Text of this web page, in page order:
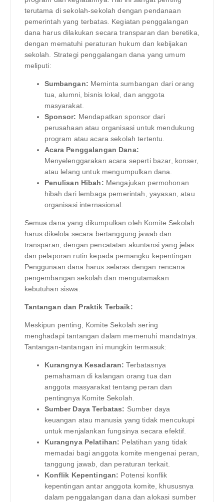
terutama di sekolah-sekolah dengan pendanaan
pemerintah yang terbatas. Kegiatan penggalangan
dana harus dilakukan secara transparan dan beretika,
dengan mematuhi peraturan hukum dan kebijakan
sekolah. Strategi penggalangan dana yang umum
meliputi:
Sumbangan: Meminta sumbangan dari orang
tua, alumni, bisnis lokal, dan anggota
masyarakat.
Sponsor: Mendapatkan sponsor dari
perusahaan atau organisasi untuk mendukung
program atau acara sekolah tertentu.
Acara Penggalangan Dana:
Menyelenggarakan acara seperti bazar, konser,
atau lelang untuk mengumpulkan dana.
Penulisan Hibah: Mengajukan permohonan
hibah dari lembaga pemerintah, yayasan, atau
organisasi internasional.
Semua dana yang dikumpulkan oleh Komite Sekolah
harus dikelola secara bertanggung jawab dan
transparan, dengan pencatatan akuntansi yang jelas
dan pelaporan rutin kepada pemangku kepentingan.
Penggunaan dana harus selaras dengan rencana
pengembangan sekolah dan mengutamakan
kebutuhan siswa.
Tantangan dan Praktik Terbaik:
Meskipun penting, Komite Sekolah sering
menghadapi tantangan dalam memenuhi mandatnya.
Tantangan-tantangan ini mungkin termasuk:
Kurangnya Kesadaran: Terbatasnya
pemahaman di kalangan orang tua dan
anggota masyarakat tentang peran dan
pentingnya Komite Sekolah.
Sumber Daya Terbatas: Sumber daya
keuangan atau manusia yang tidak mencukupi
untuk menjalankan fungsinya secara efektif.
Kurangnya Pelatihan: Pelatihan yang tidak
memadai bagi anggota komite mengenai peran,
tanggung jawab, dan peraturan terkait.
Konflik Kepentingan: Potensi konflik
kepentingan antar anggota komite, khususnya
dalam penggalangan dana dan alokasi sumber